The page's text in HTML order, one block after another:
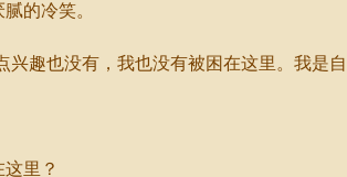
的冷笑。
趣也没有，我也没有被困在这里。我是
里？